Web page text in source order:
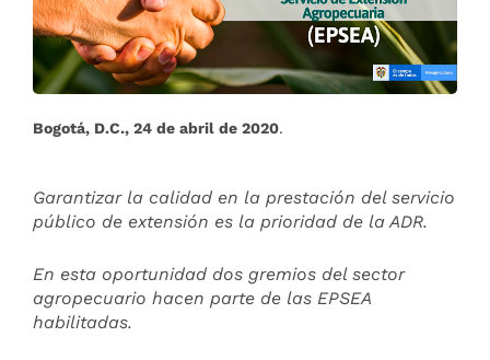
Bogotá, D.C., 24 de abril de 2020.
Garantizar la calidad en la prestación del servicio
público de extensión es la prioridad de la ADR.
En esta oportunidad dos gremios del sector
agropecuario hacen parte de las EPSEA
habilitadas.